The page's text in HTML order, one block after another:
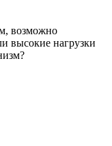
возможно
высокие нагрузки